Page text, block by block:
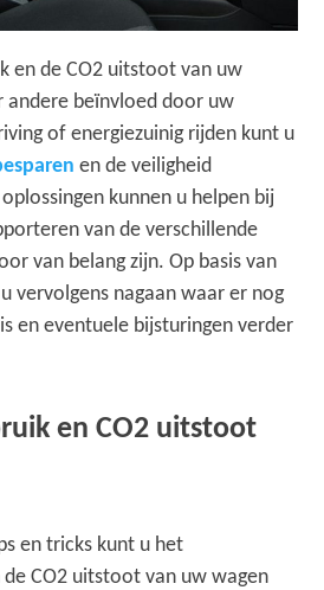
en de CO2 uitstoot van uw
andere beïnvloed door uw
of energiezuinig rijden kunt u
en de veiligheid
kunnen u helpen bij
van de verschillende
van belang zijn. Op basis van
vervolgens nagaan waar er nog
en eventuele bijsturingen verder
en CO2 uitstoot
en tricks kunt u het
CO2 uitstoot van uw wagen